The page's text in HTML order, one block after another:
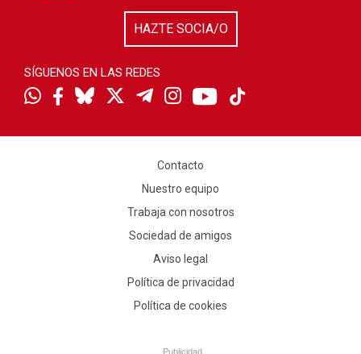
HAZTE SOCIA/O
SÍGUENOS EN LAS REDES
Contacto
Nuestro equipo
Trabaja con nosotros
Sociedad de amigos
Aviso legal
Política de privacidad
Política de cookies
Publicidad